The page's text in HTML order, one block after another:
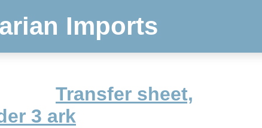
Imports
Transfer sheet,
3 ark